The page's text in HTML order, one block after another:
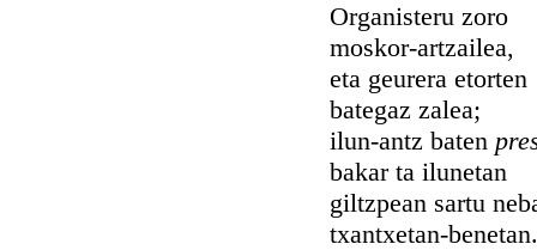
Organisteru zoro
moskor-artzailea,
eta geurera etorten
bategaz zalea;
ilun-antz baten
bakar ta ilunetan
giltzpean sartu
txantxetan-benetan.